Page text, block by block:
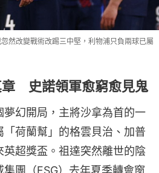
然改變戰術改踢三中堅，利物浦只負兩球已屬
章 史諾領軍愈窮愈見鬼
夢幻開局，主將沙拿為首的一
荷蘭幫」的格雲貝治、加普
超獎盃。祖達突然離世的陰
團（FSG）去年夏季轉會窗